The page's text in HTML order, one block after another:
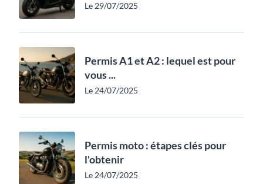
Le 29/07/2025
Permis A1 et A2 : lequel est pour
vous ...
Le 24/07/2025
Permis moto : étapes clés pour
l'obtenir
Le 24/07/2025